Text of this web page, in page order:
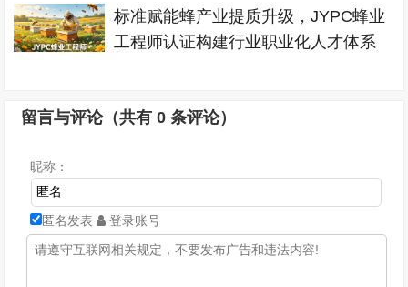
标准赋能蜂产业提质升级，JYPC蜂业
工程师认证构建行业职业化人才体系
留言与评论（共有0 条评论）
昵称：
匿名发表 登录账号